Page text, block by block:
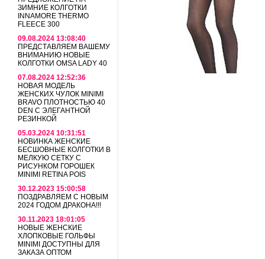
ЗИМНИЕ КОЛГОТКИ
INNAMORE THERMO
FLEECE 300
09.08.2024 13:08:40
ПРЕДСТАВЛЯЕМ ВАШЕМУ
ВНИМАНИЮ НОВЫЕ
КОЛГОТКИ OMSA LADY 40
07.08.2024 12:52:36
НОВАЯ МОДЕЛЬ
ЖЕНСКИХ ЧУЛОК MINIMI
BRAVO ПЛОТНОСТЬЮ 40
DEN С ЭЛЕГАНТНОЙ
РЕЗИНКОЙ
05.03.2024 10:31:51
НОВИНКА ЖЕНСКИЕ
БЕСШОВНЫЕ КОЛГОТКИ В
МЕЛКУЮ СЕТКУ С
РИСУНКОМ ГОРОШЕК
MINIMI RETINA POIS
30.12.2023 15:00:58
ПОЗДРАВЛЯЕМ С НОВЫМ
2024 ГОДОМ ДРАКОНА!!!
30.11.2023 18:01:05
НОВЫЕ ЖЕНСКИЕ
ХЛОПКОВЫЕ ГОЛЬФЫ
MINIMI ДОСТУПНЫ ДЛЯ
ЗАКАЗА ОПТОМ